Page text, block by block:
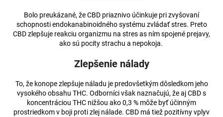
Bolo preukázané, že CBD priaznivo účinkuje pri zvyšovaní
schopnosti endokanabinoidného systému zvládať stres. Preto
CBD zlepšuje reakciu organizmu na stres as ním spojené prejavy,
ako sú pocity strachu a nepokoja.
Zlepšenie nálady
To, že konope zlepšuje náladu je predovšetkým dôsledkom jeho
vysokého obsahu THC. Odborníci však naznačujú, že aj CBD s
koncentráciou THC nižšou ako 0,3 % môže byť účinným
prostriedkom v boji proti zlej nálade. CBD má tiež pozitívny vplyv